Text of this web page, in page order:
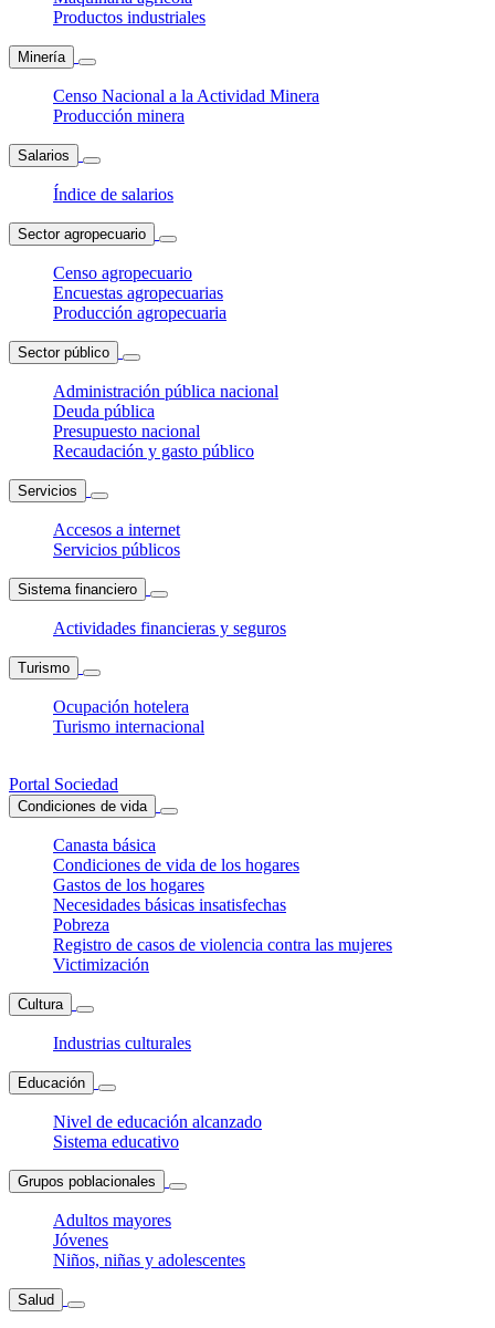
Productos industriales
Minería
Censo Nacional a la Actividad Minera
Producción minera
Salarios
Índice de salarios
Sector agropecuario
Censo agropecuario
Encuestas agropecuarias
Producción agropecuaria
Sector público
Administración pública nacional
Deuda pública
Presupuesto nacional
Recaudación y gasto público
Servicios
Accesos a internet
Servicios públicos
Sistema financiero
Actividades financieras y seguros
Turismo
Ocupación hotelera
Turismo internacional
Portal Sociedad
Condiciones de vida
Canasta básica
Condiciones de vida de los hogares
Gastos de los hogares
Necesidades básicas insatisfechas
Pobreza
Registro de casos de violencia contra las mujeres
Victimización
Cultura
Industrias culturales
Educación
Nivel de educación alcanzado
Sistema educativo
Grupos poblacionales
Adultos mayores
Jóvenes
Niños, niñas y adolescentes
Salud